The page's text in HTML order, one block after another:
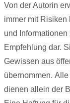
Von der Autorin
immer mit Risiken
und
Empfehlung dar.
Gewissen aus
übernommen.
dienen allein der